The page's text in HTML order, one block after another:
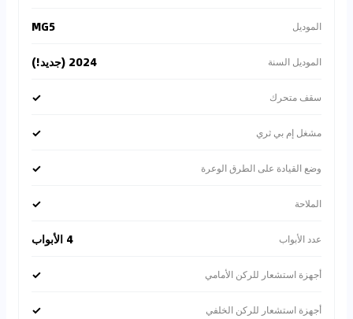
الموديل MG5
الموديل السنة 2024 (جديد!)
سقف متحرك ✓
مشغل إم بي ثري ✓
وضع القيادة على الطرق الوعرة ✓
الملاحة ✓
عدد الأبواب 4 الأبواب
أجهزة استشعار للركن الأمامي ✓
أجهزة استشعار للركن الخلفي ✓